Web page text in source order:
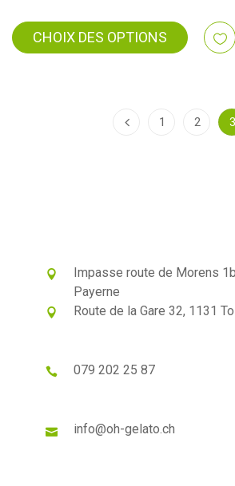
CHF 6.00
CHOIX DES OPTIONS
1 2 3
Impasse route de Morens
Payerne
Route de la Gare 32, 1131
079 202 25 87
info@oh-gelato.ch